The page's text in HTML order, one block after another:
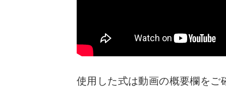
使用した式は動画の概要欄をご